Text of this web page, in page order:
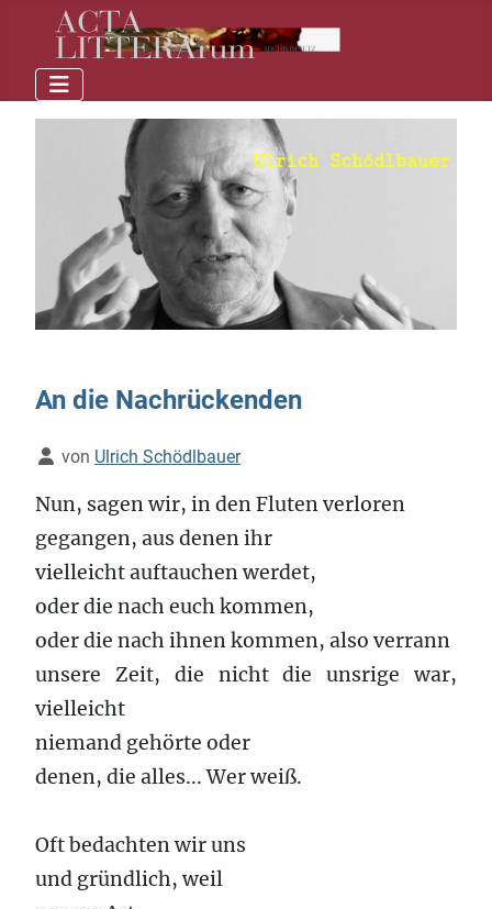
An die Nachrückenden
Details
von Ulrich Schödlbauer
Nun, sagen wir, in den Fluten verloren
gegangen, aus denen ihr
vielleicht auftauchen werdet,
oder die nach euch kommen,
oder die nach ihnen kommen, also verrann
unsere Zeit, die nicht die unsrige war,
vielleicht
niemand gehörte oder
denen, die alles... Wer weiß.
Oft bedachten wir uns
und gründlich, weil